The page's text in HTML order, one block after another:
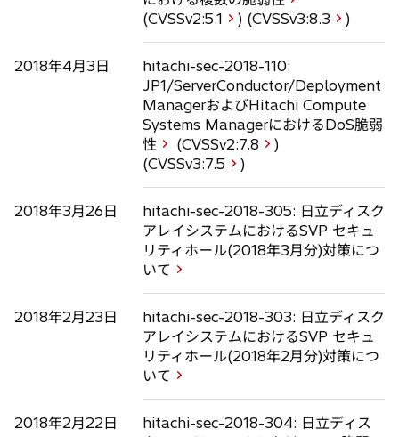
(CVSSv2:5.1 ) (CVSSv3:8.3 )
2018年4月3日
hitachi-sec-2018-110:
JP1/ServerConductor/Deployment
ManagerおよびHitachi Compute
Systems ManagerにおけるDoS脆弱
性
(CVSSv2:7.8
)
(CVSSv3:7.5 )
2018年3月26日
hitachi-sec-2018-305: 日立ディスク
アレイシステムにおけるSVP セキュ
リティホール(2018年3月分)対策につ
いて
2018年2月23日
hitachi-sec-2018-303: 日立ディスク
アレイシステムにおけるSVP セキュ
リティホール(2018年2月分)対策につ
いて
2018年2月22日
hitachi-sec-2018-304: 日立ディス